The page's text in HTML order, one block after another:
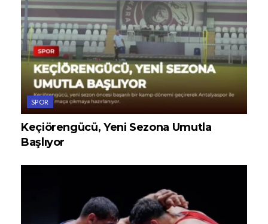
SPOR
Keçiörengücü, Yeni Sezona Umutla
Başlıyor